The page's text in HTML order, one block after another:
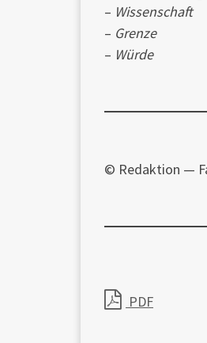
– Wissenschaft
– Grenze
– Würde
© Redaktion —
PDF